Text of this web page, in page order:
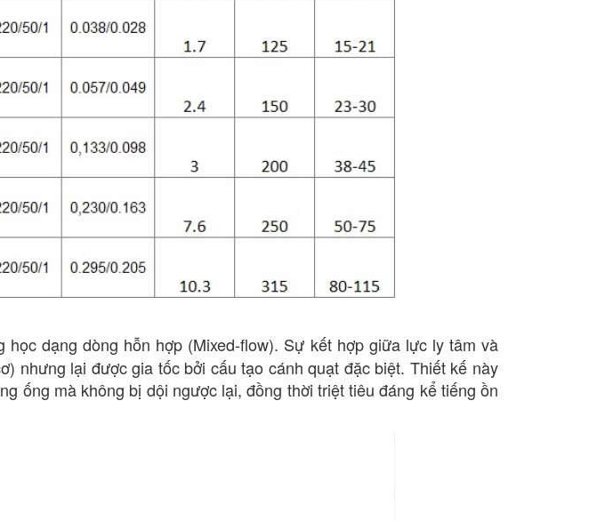
học dạng dòng hỗn hợp (Mixed-flow). Sự kết hợp giữa lực ly tâm và
nhưng lại được gia tốc bởi cấu tạo cánh quạt đặc biệt. Thiết kế này
ống mà không bị dội ngược lại, đồng thời triệt tiêu đáng kể tiếng ồn